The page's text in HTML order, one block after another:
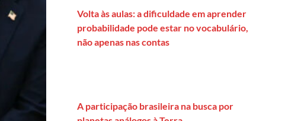
Volta às aulas: a dificuldade em aprender
probabilidade pode estar no vocabulário,
não apenas nas contas
A participação brasileira na busca por